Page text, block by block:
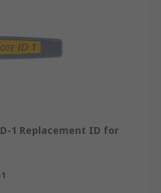
1 Replacement ID for